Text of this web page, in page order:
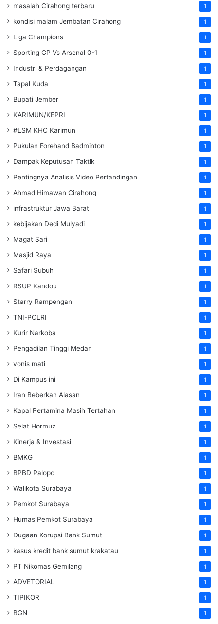
masalah Cirahong terbaru 1
kondisi malam Jembatan Cirahong 1
Liga Champions 1
Sporting CP Vs Arsenal 0-1 1
Industri & Perdagangan 1
Tapal Kuda 1
Bupati Jember 1
KARIMUN/KEPRI 1
#LSM KHC Karimun 1
Pukulan Forehand Badminton 1
Dampak Keputusan Taktik 1
Pentingnya Analisis Video Pertandingan 1
Ahmad Himawan Cirahong 1
infrastruktur Jawa Barat 1
kebijakan Dedi Mulyadi 1
Magat Sari 1
Masjid Raya 1
Safari Subuh 1
RSUP Kandou 1
Starry Rampengan 1
TNI-POLRI 1
Kurir Narkoba 1
Pengadilan Tinggi Medan 1
vonis mati 1
Di Kampus ini 1
Iran Beberkan Alasan 1
Kapal Pertamina Masih Tertahan 1
Selat Hormuz 1
Kinerja & Investasi 1
BMKG 1
BPBD Palopo 1
Walikota Surabaya 1
Pemkot Surabaya 1
Humas Pemkot Surabaya 1
Dugaan Korupsi Bank Sumut 1
kasus kredit bank sumut krakatau 1
PT Nikomas Gemilang 1
ADVETORIAL 1
TIPIKOR 1
BGN 1